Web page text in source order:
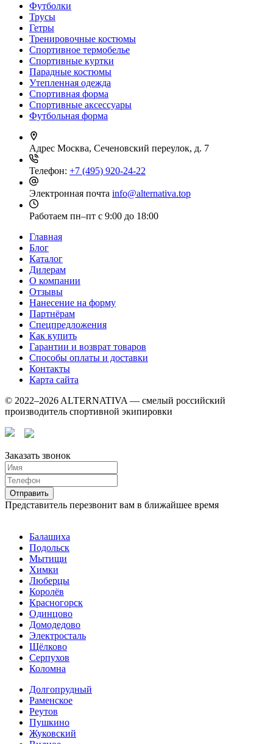
Футболки
Трусы
Гетры
Тренировочные костюмы
Спортивное термобелье
Спортивные куртки
Парадные костюмы
Утепленная одежда
Спортивная форма
Спортивные аксессуары
Футбольная форма
Адрес Москва, Сеченовский переулок, д. 7
Телефон: +7 (495) 920-24-22
Электронная почта info@alternativa.top
Работаем пн–пт с 9:00 до 18:00
Главная
Блог
Каталог
Дилерам
О компании
Отзывы
Нанесение на форму
Партнёрам
Спецпредложения
Как купить
Гарантии и возврат товаров
Способы оплаты и доставки
Контакты
Карта сайта
© 2022–2026 ALTERNATIVA — смелый российский
производитель спортивной экипировки
Заказать звонок
Представитель перезвонит вам в ближайшее время
Балашиха
Подольск
Мытищи
Химки
Люберцы
Королёв
Красногорск
Одинцово
Домодедово
Электросталь
Щёлково
Серпухов
Коломна
Долгопрудный
Раменское
Реутов
Пушкино
Жуковский